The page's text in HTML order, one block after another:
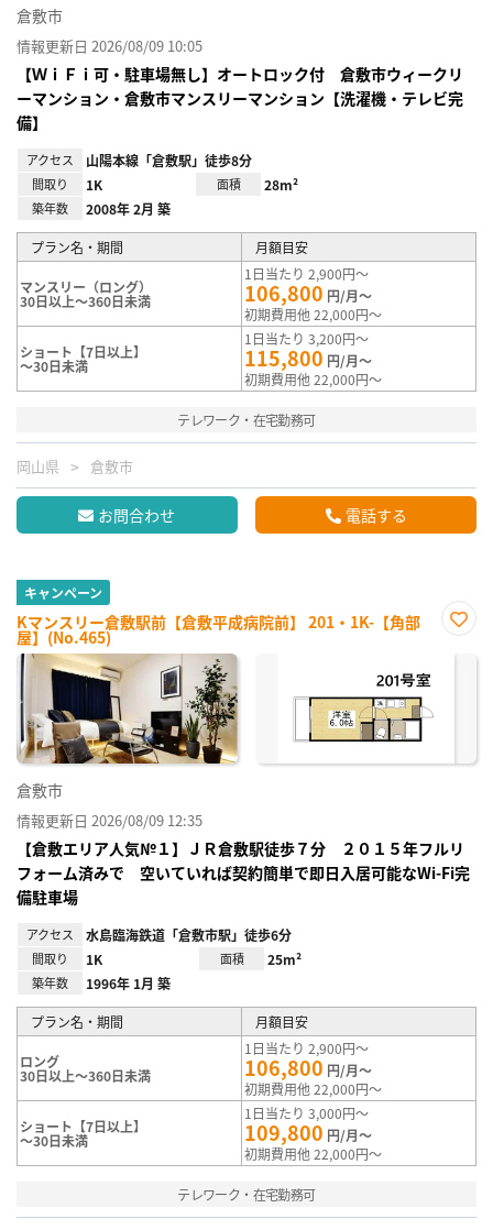
倉敷市
情報更新日 2026/08/09 10:05
【ＷｉＦｉ可・駐車場無し】オートロック付 倉敷市ウィークリ
ーマンション・倉敷市マンスリーマンション【洗濯機・テレビ完
備】
アクセス 山陽本線「倉敷駅」徒歩8分
間取り 1K 面積 28m²
築年数 2008年 2月 築
プラン名・期間 月額目安
マンスリー（ロング）
30日以上～360日未満
1日当たり 2,900円～
106,800 円/月～
初期費用他 22,000円～
ショート【7日以上】
～30日未満
1日当たり 3,200円～
115,800 円/月～
初期費用他 22,000円～
テレワーク・在宅勤務可
岡山県 倉敷市
お問合わせ 電話する
キャンペーン
Kマンスリー倉敷駅前【倉敷平成病院前】 201・1K-【角部
屋】(No.465)
に入
倉敷市
情報更新日 2026/08/09 12:35
【倉敷エリア人気№１】ＪＲ倉敷駅徒歩７分 ２０１５年フルリ
フォーム済みで 空いていれば契約簡単で即日入居可能なWi-Fi完
備駐車場
アクセス 水島臨海鉄道「倉敷市駅」徒歩6分
間取り 1K 面積 25m²
築年数 1996年 1月 築
プラン名・期間 月額目安
ロング
30日以上～360日未満
1日当たり 2,900円～
106,800 円/月～
初期費用他 22,000円～
ショート【7日以上】
～30日未満
1日当たり 3,000円～
109,800 円/月～
初期費用他 22,000円～
テレワーク・在宅勤務可